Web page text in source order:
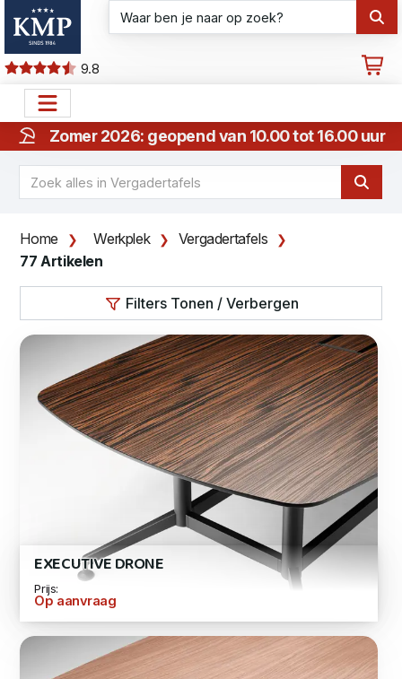
9.8
Zomer 2026: geopend van 10.00 tot 16.00 uur
Home Werkplek
Vergadertafels
77 Artikelen
Filters Tonen / Verbergen
EXECUTIVE DRONE
Prijs:
Op aanvraag